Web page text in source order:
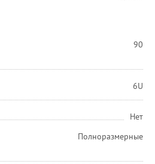
90
6U
Нет
Полноразмерные